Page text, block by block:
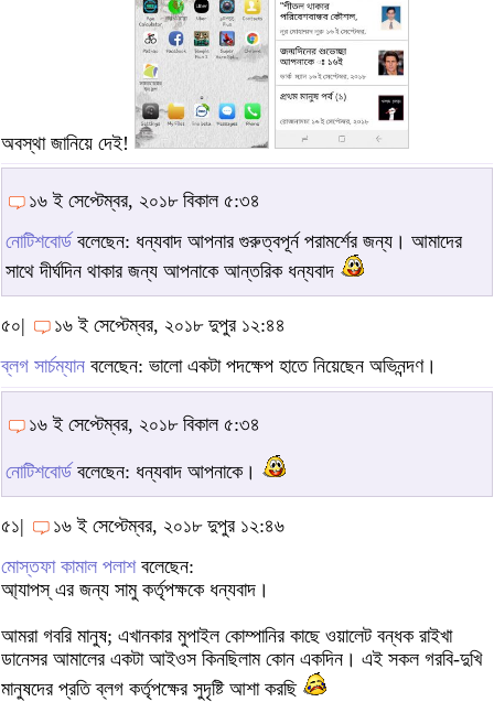
অবস্থা জানিয়ে দেই!
১৬ ই সেপ্টেম্বর, ২০১৮ বিকাল ৫:৩৪
নোটিশবোর্ড বলেছেন: ধন্যবাদ আপনার গুরুত্বপূর্ন পরামর্শের জন্য। আমাদের
সাথে দীর্ঘদিন থাকার জন্য আপনাকে আন্তরিক ধন্যবাদ
৫০|
১৬ ই সেপ্টেম্বর, ২০১৮ দুপুর ১২:৪৪
ব্লগ সার্চম্যান বলেছেন: ভালো একটা পদক্ষেপ হাতে নিয়েছেন অভিনন্দণ।
১৬ ই সেপ্টেম্বর, ২০১৮ বিকাল ৫:৩৪
নোটিশবোর্ড বলেছেন: ধন্যবাদ আপনাকে।
৫১|
১৬ ই সেপ্টেম্বর, ২০১৮ দুপুর ১২:৪৬
মোস্তফা কামাল পলাশবলেছেন:
আ্যাপস্‌ এর জন্য সামু কর্তৃপক্ষকে ধন্যবাদ।
আমরা গবরি মানুষ; এখানকার মুপাইল কোম্পানির কাছে ওয়ালেট বন্ধক রাইখা
ডানেসর আমালের একটা আইওস কিনছিলাম কোন একদিন। এই সকল গরবি-দুখি
মানুষদের প্রতি ব্লগ কর্তৃপক্ষের সুদৃষ্টি আশা করছি